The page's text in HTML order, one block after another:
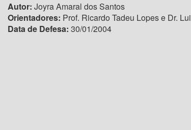
Autor: Joyra Amaral dos Santos
Orientadores: Prof. Ricardo Tadeu Lopes e Dr.
Data de Defesa: 30/01/2004